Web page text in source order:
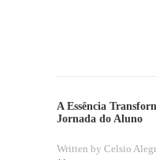
A Essência
Jornada do Aluno
Written by Celsio